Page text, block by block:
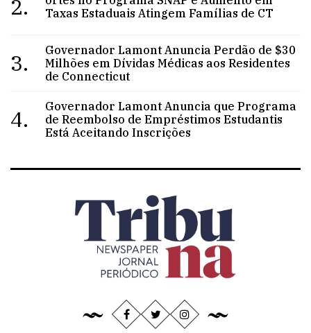
2.
Taxas Estaduais Atingem Famílias de CT
3.
Governador Lamont Anuncia Perdão de $30
Milhões em Dívidas Médicas aos Residentes
de Connecticut
4.
Governador Lamont Anuncia que Programa
de Reembolso de Empréstimos Estudantis
Está Aceitando Inscrições